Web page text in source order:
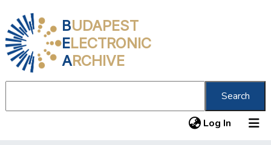
BUDAPEST
ELECTRONIC
ARCHIVE
Search
Log In (current)